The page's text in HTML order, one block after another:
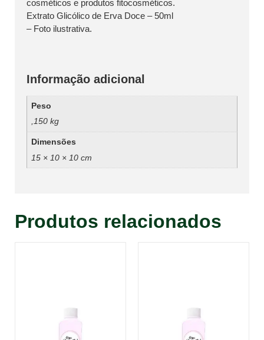
cosméticos e produtos fitocosméticos.
Extrato Glicólico de Erva Doce – 50ml
– Foto ilustrativa.
Informação adicional
Peso
,150 kg
Dimensões
15 × 10 × 10 cm
Produtos relacionados